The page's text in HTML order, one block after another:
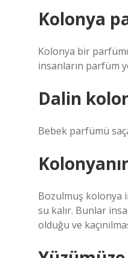
Kolonya
Kolonya bir
insanların parfüm
Dalin
Bebek parfümü
Bozulmuş kolonya
su kalır. Bunlar
olduğu ve